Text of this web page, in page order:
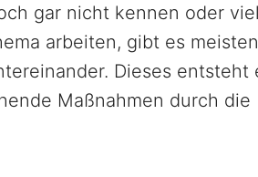
gar nicht kennen oder
arbeiten, gibt es
Dieses entsteht
Maßnahmen durch die